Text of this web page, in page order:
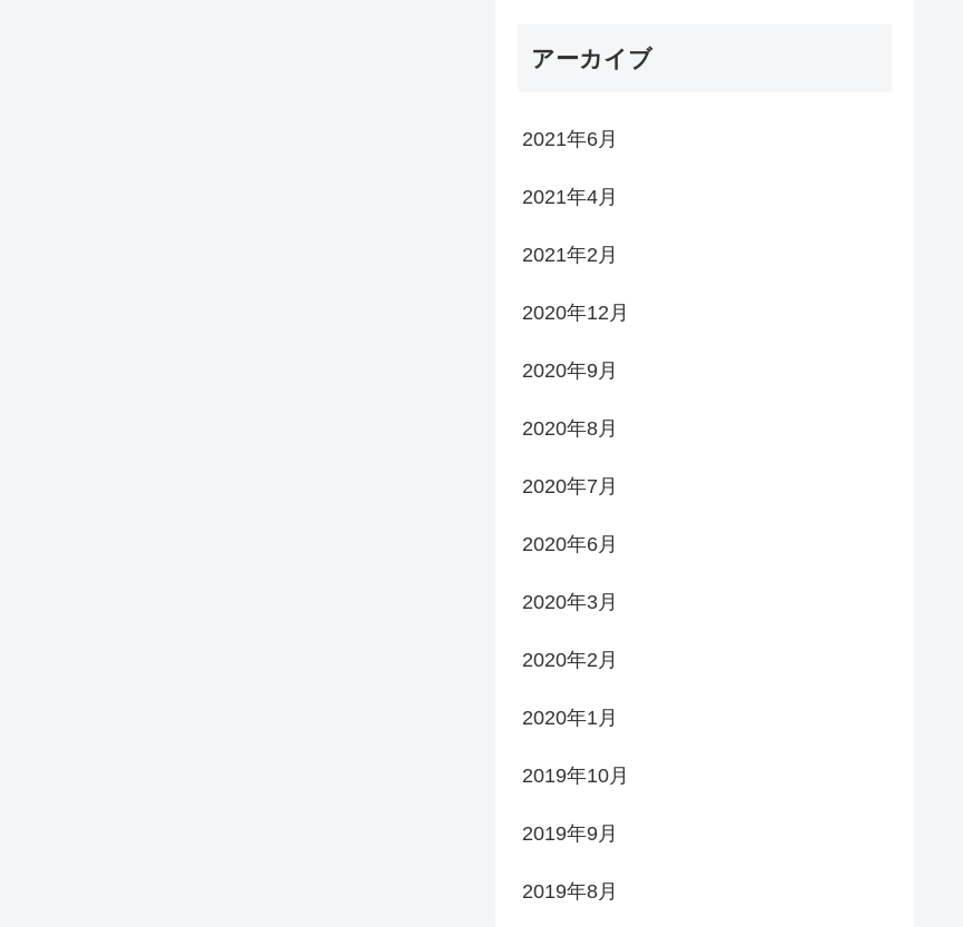
アーカイブ
2021年6月
2021年4月
2021年2月
2020年12月
2020年9月
2020年8月
2020年7月
2020年6月
2020年3月
2020年2月
2020年1月
2019年10月
2019年9月
2019年8月